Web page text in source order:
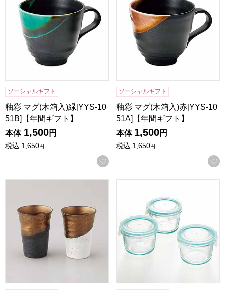
ソーシャルギフト
釉彩 マグ(木箱入)緑[YYS-10
51B]【年間ギフト】
本体 1,500円
税込 1,650円
お気に入りに登録する
ソーシャルギフト
釉彩 マグ(木箱入)赤[YYS-10
51A]【年間ギフト】
本体 1,500円
税込 1,650円